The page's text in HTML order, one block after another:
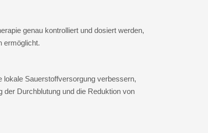
genau kontrolliert und dosiert werden,
ermöglicht.
lokale Sauerstoffversorgung verbessern,
Durchblutung und die Reduktion von